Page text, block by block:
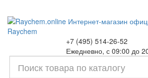
+7 (495) 514-26-52
Ежедневно, с 09:00 до